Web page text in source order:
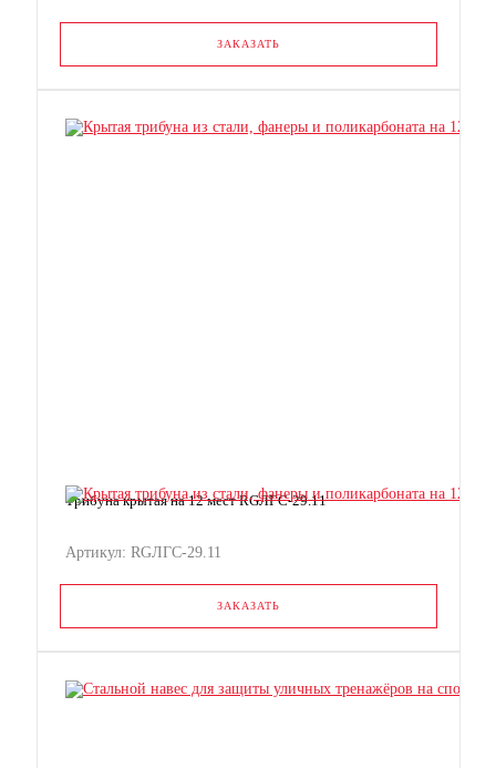
ЗАКАЗАТЬ
Трибуна крытая на 12 мест RGЛГС-29.11
Артикул: RGЛГС-29.11
ЗАКАЗАТЬ